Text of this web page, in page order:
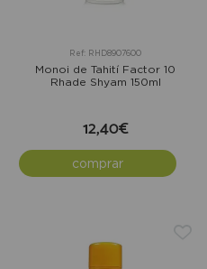
Ref: RHD8907600
Monoi de Tahití Factor 10
Rhade Shyam 150ml
12,40€
comprar